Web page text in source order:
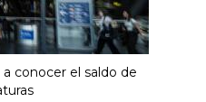
conocer el saldo de